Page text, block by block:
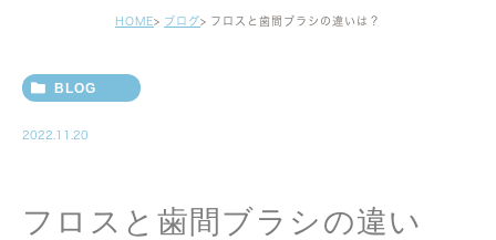
HOME ブログ フロスと歯間ブラシの違いは？
BLOG
2022.11.20
フロスと歯間ブラシの違い